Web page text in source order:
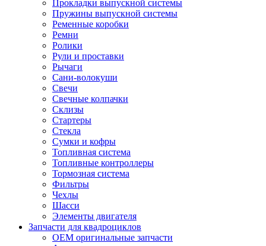
Прокладки выпускной системы
Пружины выпускной системы
Ременные коробки
Ремни
Ролики
Рули и проставки
Рычаги
Сани-волокуши
Свечи
Свечные колпачки
Склизы
Стартеры
Стекла
Сумки и кофры
Топливная система
Топливные контроллеры
Тормозная система
Фильтры
Чехлы
Шасси
Элементы двигателя
Запчасти для квадроциклов
OEM оригинальные запчасти